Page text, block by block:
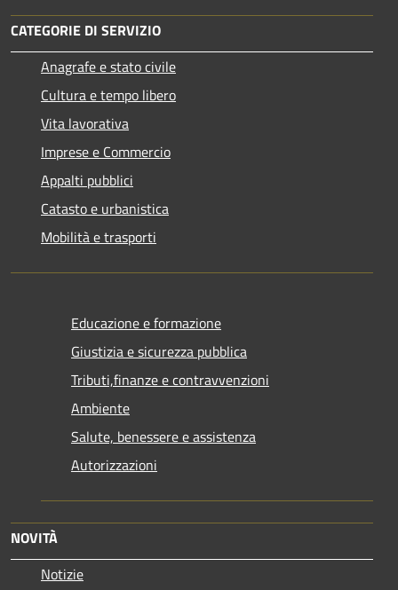
CATEGORIE DI SERVIZIO
Anagrafe e stato civile
Cultura e tempo libero
Vita lavorativa
Imprese e Commercio
Appalti pubblici
Catasto e urbanistica
Mobilità e trasporti
Educazione e formazione
Giustizia e sicurezza pubblica
Tributi,finanze e contravvenzioni
Ambiente
Salute, benessere e assistenza
Autorizzazioni
NOVITÀ
Notizie